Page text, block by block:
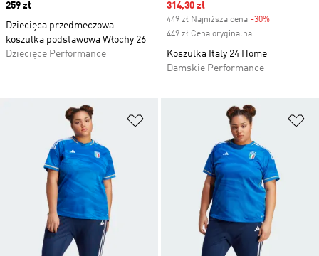
Price
259 zł
Dziecięca przedmeczowa
koszulka podstawowa Włochy 26
Dziecięce Performance
Sale price
314,30 zł
449 zł Najniższa cena -30%
449 zł Cena oryginalna
Koszulka Italy 24 Home
Damskie Performance
Dodaj do listy życzeń